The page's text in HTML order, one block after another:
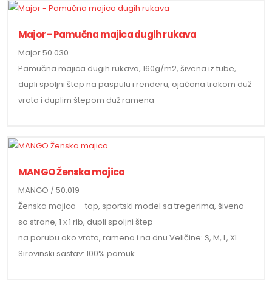
Major - Pamučna majica dugih rukava
Major 50.030
Pamučna majica dugih rukava, 160g/m2, šivena iz tube,
dupli spoljni štep na paspulu i renderu, ojačana trakom duž
vrata i duplim štepom duž ramena
MANGO Ženska majica
MANGO / 50.019
Ženska majica – top, sportski model sa tregerima, šivena
sa strane, 1 x 1 rib, dupli spoljni štep
na porubu oko vrata, ramena i na dnu Veličine: S, M, L, XL
Sirovinski sastav: 100% pamuk